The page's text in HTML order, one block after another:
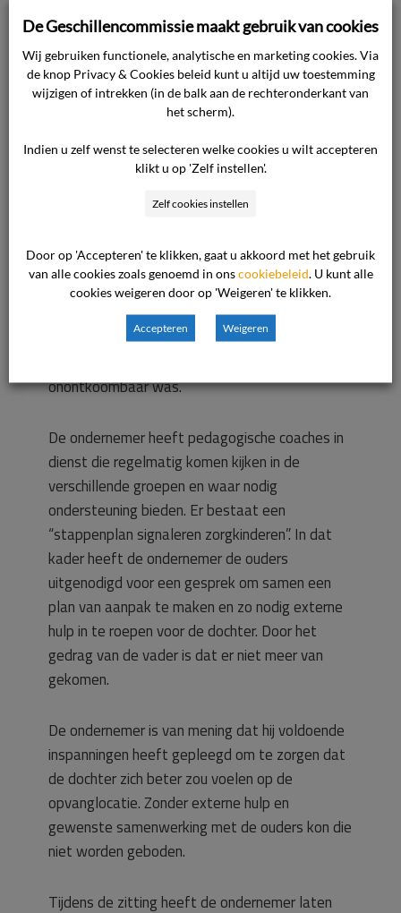
telefoongesprek heeft de vader zich bij de
locatie gemeld en heeft een zeer onplezierig en
intimiderend gesprek plaatsgevonden. De vader
heeft zich hierbij dreigend geuit en heeft
gezegd: “misschien steek ik de tent wel in de
fik”. De locatiemanager heeft zich hierdoor zeer
angstig gevoeld.
de vader en de grote angst voor hem bij de
medewerkers heeft de ondernemer moeten
concluderen dat de vertrouwensband met de
ouders niet meer hersteld kon worden en een
onontkoombaar was.
De ondernemer heeft pedagogische coaches in
dienst die regelmatig komen kijken in de
verschillende groepen en waar nodig
ondersteuning bieden. Er bestaat een
“stappenplan signaleren zorgkinderen”. In dat
kader heeft de ondernemer de ouders
uitgenodigd voor een gesprek om samen een
plan van aanpak te maken en zo nodig externe
hulp in te roepen voor de dochter. Door het
gedrag van de vader is dat er niet meer van
gekomen.
De ondernemer is van mening dat hij voldoende
inspanningen heeft gepleegd om te zorgen dat
de dochter zich beter zou voelen op de
opvanglocatie. Zonder externe hulp en
gewenste samenwerking met de ouders kon die
niet worden geboden.
Tijdens de zitting heeft de ondernemer laten
De Geschillencommissie maakt gebruik van cookies
Wij gebruiken functionele, analytische en marketing cookies. Via
de knop Privacy & Cookies beleid kunt u altijd uw toestemming
wijzigen of intrekken (in de balk aan de rechteronderkant van
het scherm).
Indien u zelf wenst te selecteren welke cookies u wilt accepteren
klikt u op 'Zelf instellen'.
Zelf cookies instellen
Door op 'Accepteren' te klikken, gaat u akkoord met het gebruik
van alle cookies zoals genoemd in onscookiebeleid. U kunt alle
cookies weigeren door op 'Weigeren' te klikken.
Accepteren Weigeren